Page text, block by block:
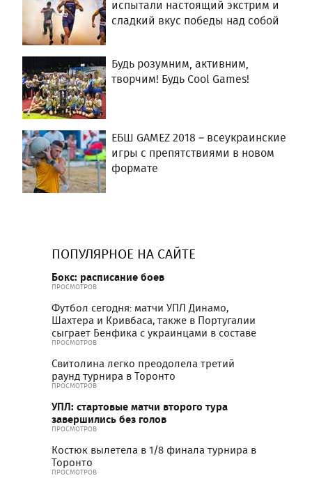
испытали настоящий экстрим и
сладкий вкус победы над собой
Будь розумним, активним,
творчим! Будь Cool Games!
ЕБШ GAMEZ 2018 – всеукраинские
игры с препятствиями в новом
формате
ПОПУЛЯРНОЕ НА САЙТЕ
Бокс: расписание боев
ПРОСМОТРОВ
Футбол сегодня: матчи УПЛ Динамо,
Шахтера и Кривбаса, также в Португалии
сыграет Бенфика с украинцами в составе
ПРОСМОТРОВ
Свитолина легко преодолела третий
раунд турнира в Торонто
ПРОСМОТРОВ
УПЛ: стартовые матчи второго тура
завершились без голов
ПРОСМОТРОВ
Костюк вылетела в 1/8 финала турнира в
Торонто
ПРОСМОТРОВ